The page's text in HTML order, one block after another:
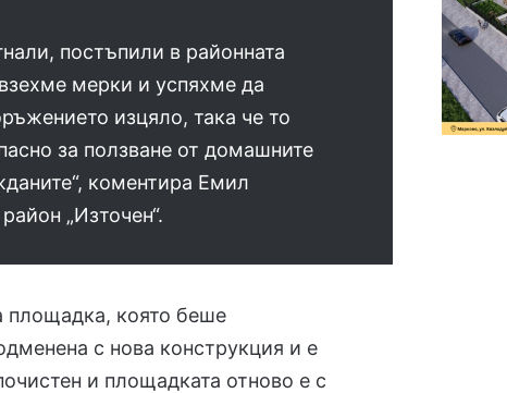
постъпили в районната
мерки и успяхме да
изцяло, така че то
за ползване от домашните
коментира Емил
„Източен“.
площадка, която беше
с нова конструкция и е
и площадката отново е с